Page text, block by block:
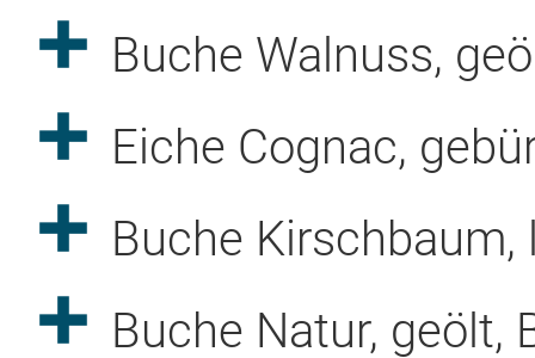
Buche Walnuss,
Eiche Cognac,
Buche
Buche Natur, geölt,
Wählen Sie Ihre Box(en)
Echtholz "MS01"